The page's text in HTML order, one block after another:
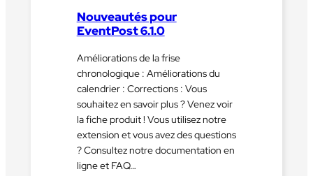
Nouveautés pour
EventPost 6.1.0
Améliorations de la frise
chronologique : Améliorations du
calendrier : Corrections : Vous
souhaitez en savoir plus ? Venez voir
la fiche produit ! Vous utilisez notre
extension et vous avez des questions
? Consultez notre documentation en
ligne et FAQ…